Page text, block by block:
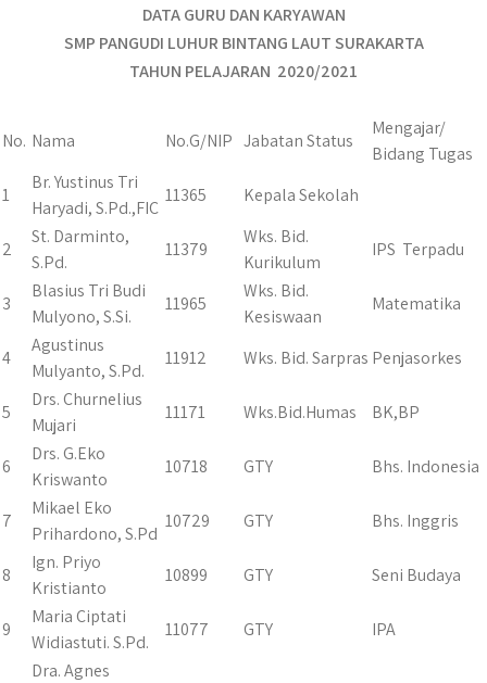
DATA GURU DAN KARYAWAN
SMP PANGUDI LUHUR BINTANG LAUT SURAKARTA
TAHUN PELAJARAN 2020/2021
No. Nama No.G/NIP Jabatan Status
Mengajar/
Bidang Tugas
1
Br. Yustinus Tri
Haryadi, S.Pd.,FIC
11365 Kepala Sekolah
2
St. Darminto,
S.Pd.
11379
Wks. Bid.
Kurikulum
IPS Terpadu
3
Blasius Tri Budi
Mulyono, S.Si.
11965
Wks. Bid.
Kesiswaan
Matematika
4
Agustinus
Mulyanto, S.Pd.
11912 Wks. Bid. Sarpras Penjasorkes
5
Drs. Churnelius
Mujari
11171 Wks.Bid.Humas BK,BP
6
Drs. G.Eko
Kriswanto
10718 GTY Bhs. Indonesia
7
Mikael Eko
Prihardono, S.Pd
10729 GTY Bhs. Inggris
8
Ign. Priyo
Kristianto
10899 GTY Seni Budaya
9
Maria Ciptati
Widiastuti. S.Pd.
11077 GTY IPA
Dra. Agnes